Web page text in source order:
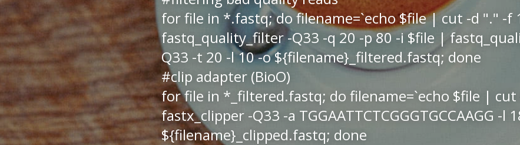
for file in *.fastq; do filename=`echo $file | cut -d "." -f
fastq_quality_filter -Q33 -q 20 -p 80 -i $file |
Q33 -t 20 -l 10 -o ${filename}_filtered.fastq; done
#clip adapter (BioO)
for file in *_filtered.fastq; do filename=`echo $file | cut
fastx_clipper -Q33 -a TGGAATTCTCGGGTGCCAAGG -l
${filename}_clipped.fastq; done